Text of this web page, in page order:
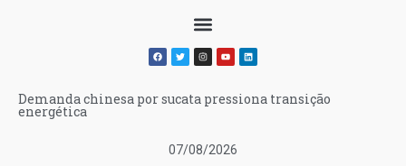
07/08/2026
Demanda chinesa por sucata pressiona transição
energética